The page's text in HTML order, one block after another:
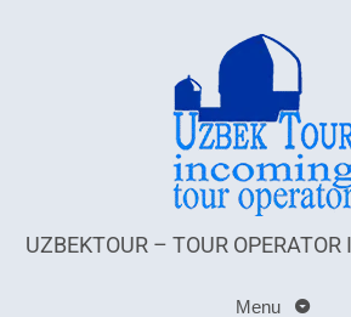
UZBEKTOUR – TOUR
Menu